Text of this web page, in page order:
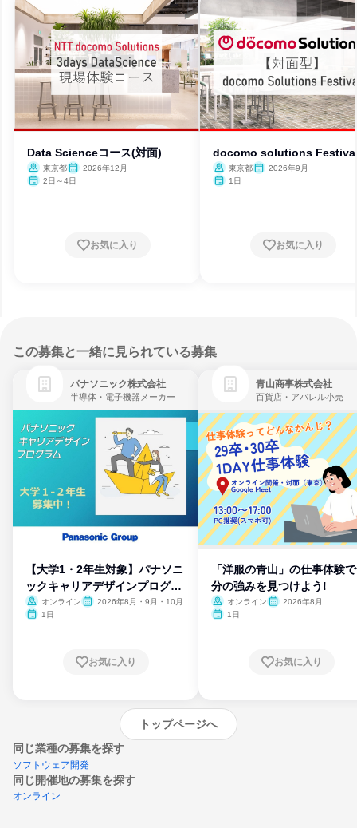
Data Scienceコース(対面)
東京都
2026年12月
2日～4日
お気に入り
docomo solutions
東京都
2026年9月
1日
お気に入り
この募集と一緒に見られている募集
パナソニック株式会社
半導体・電子機器メーカー
【大学1・2年生対象】パナソニ
ックキャリアデザインプログラ
ム
オンライン
2026年8月・9月・10月
1日
お気に入り
青山商事株式会社
百貨店・アパレル小売
「洋服の青山」の仕事体験
分の強みを見つけよう!
オンライン
2026年8月
1日
お気に入り
トップページへ
同じ業種の募集を探す
ソフトウェア開発
同じ開催地の募集を探す
オンライン